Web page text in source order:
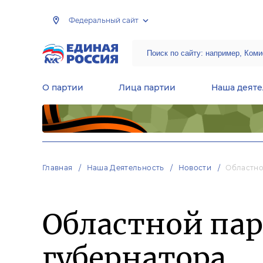
Федеральный сайт
О партии Лица партии Наша
Главная Наша Деятельность Новости
Областной